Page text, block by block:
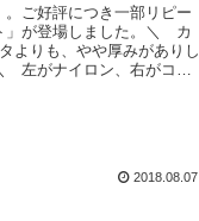
ご好評につき一部リピー
」が登場しました。＼ カ
よりも、やや厚みがありし
左がナイロン、右がコッ
2018.08.07